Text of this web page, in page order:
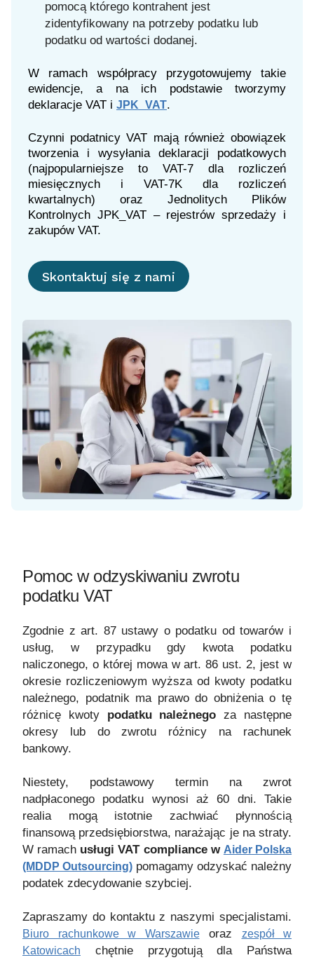
pomocą którego kontrahent jest
zidentyfikowany na potrzeby podatku lub
podatku od wartości dodanej.
W ramach współpracy przygotowujemy takie
ewidencje, a na ich podstawie tworzymy
deklaracje VAT i JPK_VAT.
Czynni podatnicy VAT mają również obowiązek
tworzenia i wysyłania deklaracji podatkowych
(najpopularniejsze to VAT-7 dla rozliczeń
miesięcznych i VAT-7K dla rozliczeń
kwartalnych) oraz Jednolitych Plików
Kontrolnych JPK_VAT – rejestrów sprzedaży i
zakupów VAT.
Skontaktuj się z nami
Pomoc w odzyskiwaniu zwrotu
podatku VAT
Zgodnie z art. 87 ustawy o podatku od towarów i
usług, w przypadku gdy kwota podatku
naliczonego, o której mowa w art. 86 ust. 2, jest w
okresie rozliczeniowym wyższa od kwoty podatku
należnego, podatnik ma prawo do obniżenia o tę
różnicę kwoty
podatku należnego za następne
okresy lub do zwrotu różnicy na rachunek
bankowy.
Niestety, podstawowy termin na zwrot
nadpłaconego podatku wynosi aż 60 dni. Takie
realia mogą istotnie zachwiać płynnością
finansową przedsiębiorstwa, narażając je na straty.
W ramach usługi VAT compliance w Aider Polska
(MDDP Outsourcing) pomagamy odzyskać należny
podatek zdecydowanie szybciej.
Zapraszamy do kontaktu z naszymi specjalistami.
Biuro rachunkowe w Warszawie oraz
zespół w
Katowicach
chętnie przygotują dla Państwa